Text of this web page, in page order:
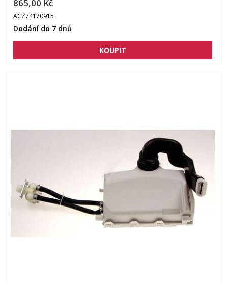
865,00 Kč
ACZ74170915
Dodání do 7 dnů